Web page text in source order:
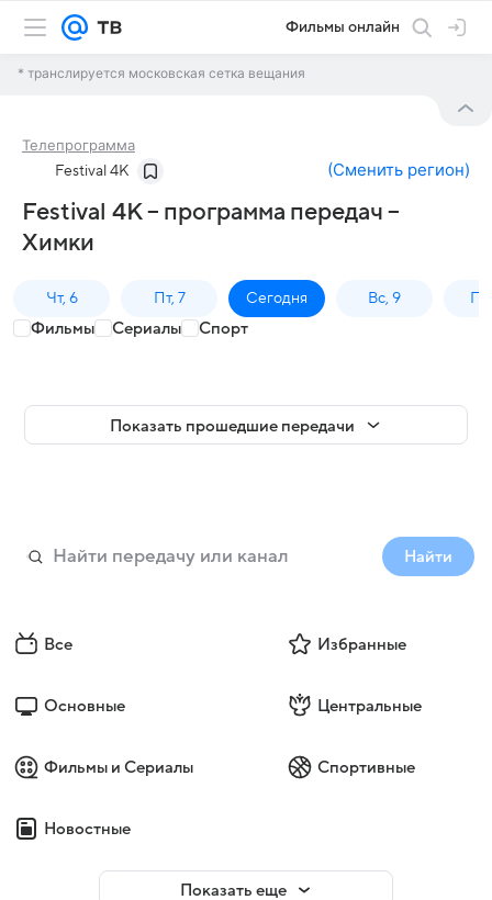
Фильмы онлайн
* транслируется московская сетка вещания
Телепрограмма
Festival 4K (Сменить регион)
Festival 4K – программа передач –
Химки
Чт, 6 Пт, 7 Сегодня Вс, 9
Фильмы Сериалы Спорт
Показать прошедшие передачи
Найти
Все Избранные
Основные Центральные
Фильмы и Сериалы Спортивные
Новостные
Показать еще